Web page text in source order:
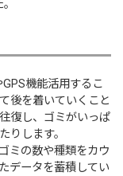
機能活用するこ
後を着いていくこと
復し、ゴミがいっぱ
りします。
ミの数や種類をカウ
データを蓄積してい